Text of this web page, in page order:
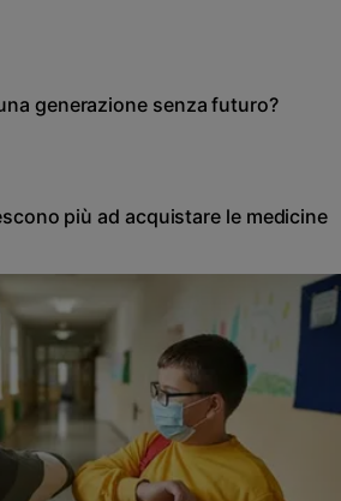
generazione senza futuro?
più ad acquistare le medicine